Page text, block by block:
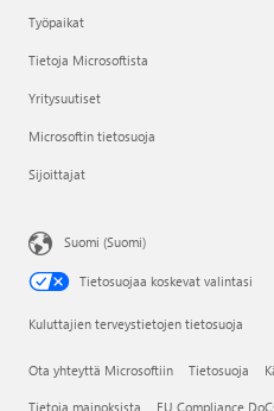
Työpaikat
Tietoja Microsoftista
Yritysuutiset
Microsoftin tietosuoja
Sijoittajat
Suomi (Suomi)
Tietosuojaa koskevat valintasi
Kuluttajien terveystietojen tietosuoja
Ota yhteyttä Microsoftiin Tietosuoja
Tietoja mainoksista EU Compliance